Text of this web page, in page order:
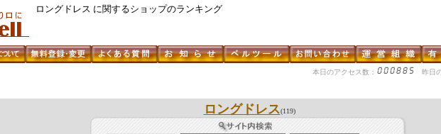
ロングドレス に関するショップのランキング
本日のアクセス数： 昨日
ロングドレス(119)